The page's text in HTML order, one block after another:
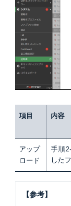
項目 内容
アップ
ロード
手順
した
【参考】